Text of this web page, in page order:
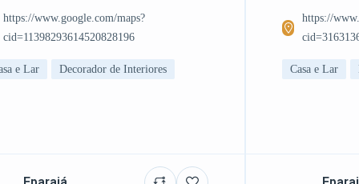
https://www.google.com/maps?
cid=11398293614520828196
e Lar Decorador de Interiores
https://
Casa e Lar